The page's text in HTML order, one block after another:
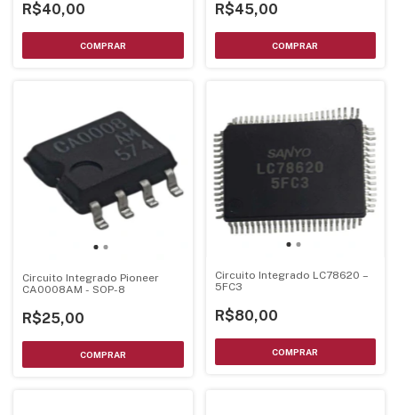
R$40,00 R$45,00
Circuito Integrado Pioneer
CA0008AM - SOP-8
R$25,00
Circuito Integrado LC78620 –
5FC3
R$80,00